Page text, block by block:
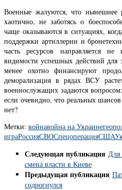
Военные жалуются, что нынешнее
хаотично, не заботясь о
чаще оказываются в ситуациях,
поддержки артиллерии и
часть ресурсов направляется
видимости успешных действий для
менее охотно финансируют
деморализация в рядах ВСУ
военнослужащих задаются
если очевидно, что реальных
нет?
Метки: войнавойна на Украине
играРоссияСВОСпецоперацияСША
Следующая публикация Для
смена власти в Киеве
Предыдущая публикация
содрогнулся